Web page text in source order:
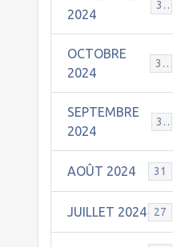
2024
30
OCTOBRE
2024
31
SEPTEMBRE
2024
30
AOÛT 2024 31
JUILLET 2024 27